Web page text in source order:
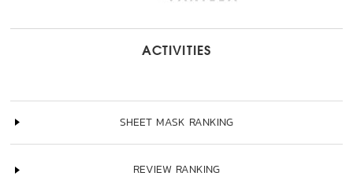
ACTIVITIES
SHEET MASK RANKING
REVIEW RANKING